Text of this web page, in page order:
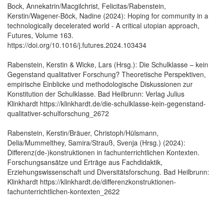
Bock, Annekatrin/Macgilchrist, Felicitas/Rabenstein,
Kerstin/Wagener-Böck, Nadine (2024): Hoping for community in a
technologically decelerated world - A critical utopian approach,
Futures, Volume 163.
https://doi.org/10.1016/j.futures.2024.103434
Rabenstein, Kerstin & Wicke, Lars (Hrsg.): Die Schulklasse – kein
Gegenstand qualitativer Forschung? Theoretische Perspektiven,
empirische Einblicke und methodologische Diskussionen zur
Konstitution der Schulklasse. Bad Heilbrunn: Verlag Julius
Klinkhardt https://klinkhardt.de/die-schulklasse-kein-gegenstand-
qualitativer-schulforschung_2672
Rabenstein, Kerstin/Bräuer, Christoph/Hülsmann,
Delia/Mummelthey, Samira/Strauß, Svenja (Hrsg.) (2024):
Differenz(de-)konstruktionen in fachunterrichtlichen Kontexten.
Forschungsansätze und Erträge aus Fachdidaktik,
Erziehungswissenschaft und Diversitätsforschung. Bad Heilbrunn:
Klinkhardt https://klinkhardt.de/differenzkonstruktionen-
fachunterrichtlichen-kontexten_2622